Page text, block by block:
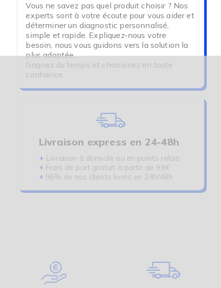
Vous ne savez pas quel produit choisir ? Nos
experts sont à votre écoute pour vous aider et
déterminer un diagnostic personnalisé,
simple et rapide. Expliquez-nous votre
besoin, nous vous guidons vers la solution la
plus adaptée.
Gagnez du temps et choisissez en toute
confiance.
Livraison express en 24-48h
+ Livraison à domicile ou en points relais
+ Frais de port gratuit à partir de 99€
+ 96% de nos clients livrés en 24h/48h